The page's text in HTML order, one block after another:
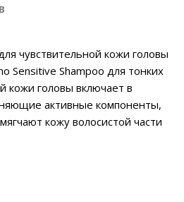
чувствительной кожи головы
Sensitive Shampoo для тонких
кожи голо­вы включает в
акти­вные компоненты,
кожу волосистой части